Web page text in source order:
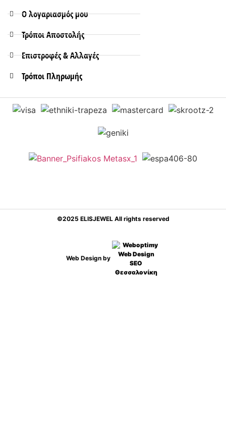
Ο λογαριασμός μου
Τρόποι Aποστολής
Επιστροφές & Αλλαγές
Τρόποι Πληρωμής
©2025 ELISJEWEL All rights reserved
Web Design by